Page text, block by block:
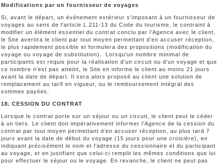
Modifications par un fournisseur de voyages
Si, avant le départ, un événement extérieur s'imposant à un fournisseur de
voyages au sens de l'article L.211-13 du Code du tourisme, le contraint à
modifier un élément essentiel du contrat conclu par l’Agence avec le client,
le Site avertira le client par tout moyen permettant d’en accuser réception,
le plus rapidement possible et formulera des propositions (modification du
voyage ou voyage de substitution). Lorsqu'un nombre minimal de
participants est requis pour la réalisation d'un circuit ou d'un voyage et que
ce nombre n'est pas atteint, le Site en informe le client au moins 21 jours
avant la date de départ. Il sera alors proposé au client une solution de
remplacement au tarif en vigueur, ou le remboursement intégral des
sommes payées.
18. CESSION DU CONTRAT
Lorsque le contrat porte sur un séjour ou un circuit, le client peut le céder
à un tiers. Le client doit impérativement informer l’Agence de la cession du
contrat par tout moyen permettant d’en accuser réception, au plus tard 7
jours avant la date de début du voyage (15 jours pour une croisière), en
indiquant précisément le nom et l’adresse du cessionnaire et du participant
au voyage, et en justifiant que celui-ci remplit les mêmes conditions que lui
pour effectuer le séjour ou le voyage. En revanche, le client ne peut pas